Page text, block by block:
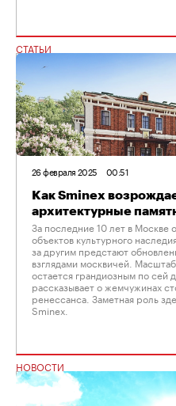
СТАТЬИ
26 февраля 2025 00:51
Как Sminex
архитектурные
За последние 10 лет в Москве
объектов культурного
за другим предстают
взглядами москвичей.
остается грандиозным по сей
рассказывает о жемчужинах
ренессанса. Заметная роль
Sminex.
НОВОСТИ